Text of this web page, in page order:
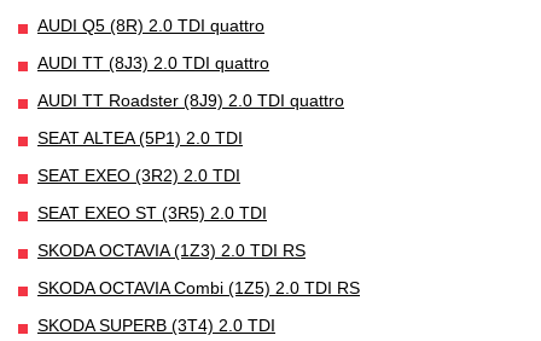
AUDI Q5 (8R) 2.0 TDI quattro
AUDI TT (8J3) 2.0 TDI quattro
AUDI TT Roadster (8J9) 2.0 TDI quattro
SEAT ALTEA (5P1) 2.0 TDI
SEAT EXEO (3R2) 2.0 TDI
SEAT EXEO ST (3R5) 2.0 TDI
SKODA OCTAVIA (1Z3) 2.0 TDI RS
SKODA OCTAVIA Combi (1Z5) 2.0 TDI RS
SKODA SUPERB (3T4) 2.0 TDI